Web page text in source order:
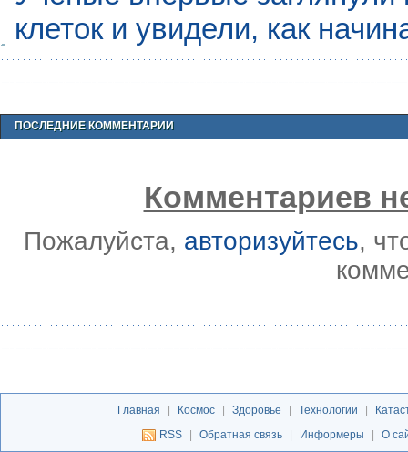
клеток и увидели, как
ПОСЛЕДНИЕ КОММЕНТАРИИ
Комментариев
Пожалуйста, авторизуйтесь,
Главная | Космос | Здоровье | Технологии |
RSS
| Обратная связь | Информеры | О